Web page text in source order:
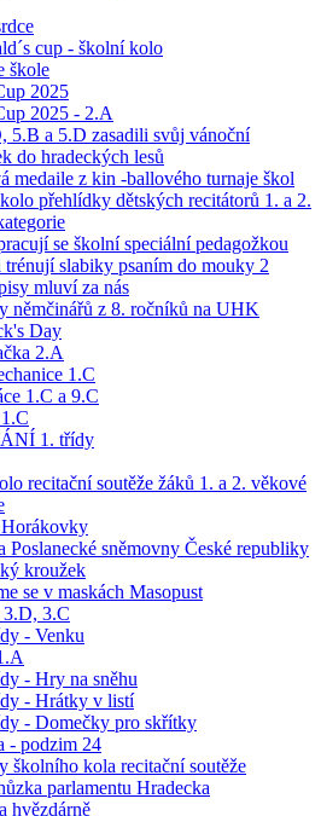
cup - školní kolo
škole
2025
2025 - 2.A
5.B a 5.D zasadili svůj vánoční
do hradeckých lesů
medaile z kin -ballového turnaje škol
přehlídky dětských recitátorů 1. a 2.
se školní speciální pedagožkou
trénují slabiky psaním do mouky 2
mluví za nás
němčinářů z 8. ročníků na UHK
Day
2.A
1.C
1.C a 9.C
1. třídy
recitační soutěže žáků 1. a 2. věkové
Poslanecké sněmovny České republiky
kroužek
se v maskách Masopust
3.C
- Venku
- Hry na sněhu
- Hrátky v listí
- Domečky pro skřítky
- podzim 24
školního kola recitační soutěže
parlamentu Hradecka
hvězdárně